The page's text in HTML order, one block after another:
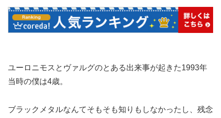
ユーロニモスとヴァルグのとある出来事が起きた1993年
当時の僕は4歳。
ブラックメタルなんてそもそも知りもしなかったし、残念